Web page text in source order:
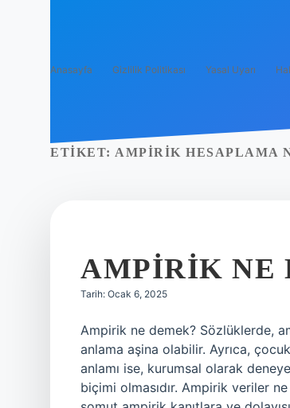
Anasayfa Gizlilik Politikası Yasal Uyarı
ETIKET: AMPIRIK HESAPLAMA
AMPIRIK NE
Tarih: Ocak 6, 2025
Ampirik ne demek? Sözlüklerde,
anlama aşina olabilir. Ayrıca,
anlamı ise, kurumsal olarak
biçimi olmasıdır. Ampirik veriler